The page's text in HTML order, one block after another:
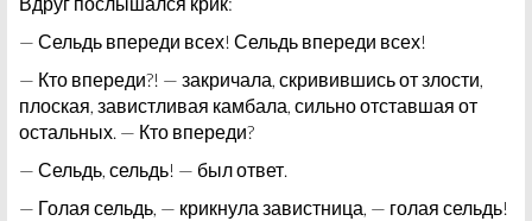
— Сельдь впереди всех! Сельдь впереди всех!
— Кто впереди?! — закричала, скривившись от злости,
плоская, завистливая камбала, сильно отставшая от
остальных. — Кто впереди?
— Сельдь, сельдь! — был ответ.
— Голая сельдь, — крикнула завистница, — голая сельдь!